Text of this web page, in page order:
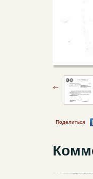
Поделиться